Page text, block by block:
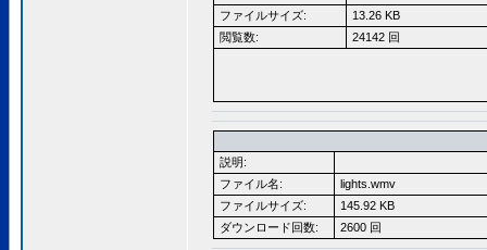
ファイルサイズ:
13.26 KB
閲覧数:
24142 回
説明:
ファイル名:
lights.wmv
ファイルサイズ:
145.92 KB
ダウンロード回数:
2600 回